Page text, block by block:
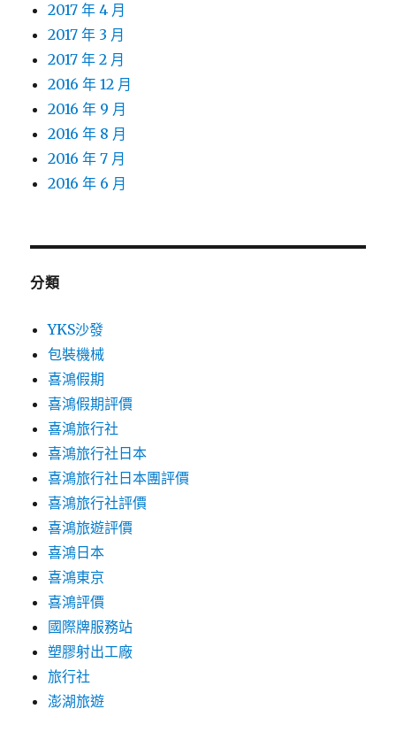
2017 年 4 月
2017 年 3 月
2017 年 2 月
2016 年 12 月
2016 年 9 月
2016 年 8 月
2016 年 7 月
2016 年 6 月
分類
YKS沙發
包裝機械
喜鴻假期
喜鴻假期評價
喜鴻旅行社
喜鴻旅行社日本
喜鴻旅行社日本團評價
喜鴻旅行社評價
喜鴻旅遊評價
喜鴻日本
喜鴻東京
喜鴻評價
國際牌服務站
塑膠射出工廠
旅行社
澎湖旅遊